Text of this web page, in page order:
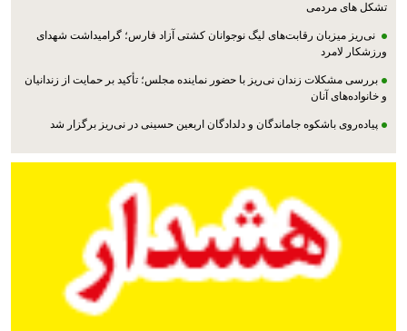
تشکل های مردمی
نی‌ریز میزبان رقابت‌های لیگ نوجوانان کشتی آزاد فارس؛ گرامیداشت شهدای
ورزشکار لامرد
بررسی مشکلات زندان نی‌ریز با حضور نماینده مجلس؛ تأکید بر حمایت از زندانیان
و خانواده‌های آنان
پیاده‌روی باشکوه جاماندگان و دلدادگان اربعین حسینی در نی‌ریز برگزار شد